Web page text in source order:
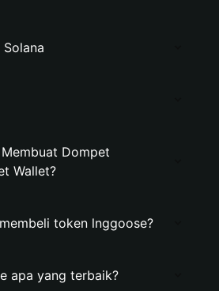
Dompet
Wallet?
token lnggoose?
apa yang terbaik?